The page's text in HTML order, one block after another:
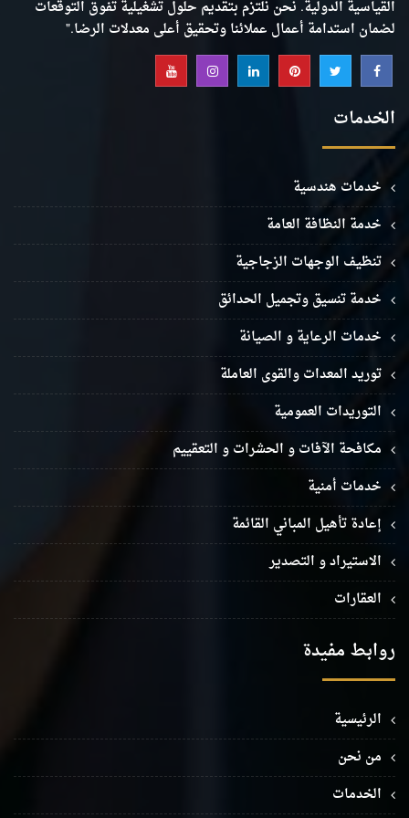
القياسية الدولية. نحن نلتزم بتقديم حلول تشغيلية تفوق التوقعات
لضمان استدامة أعمال عملائنا وتحقيق أعلى معدلات الرضا."
الخدمات
خدمات هندسية
خدمة النظافة العامة
تنظيف الوجهات الزجاجية
خدمة تنسيق وتجميل الحدائق
خدمات الرعاية و الصيانة
توريد المعدات والقوى العاملة
التوريدات العمومية
مكافحة الآفات و الحشرات و التعقييم
خدمات أمنية
إعادة تأهيل المباني القائمة
الاستيراد و التصدير
العقارات
روابط مفيدة
الرئيسية
من نحن
الخدمات